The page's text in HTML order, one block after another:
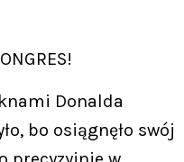
Donalda
bo osiągnęło swój